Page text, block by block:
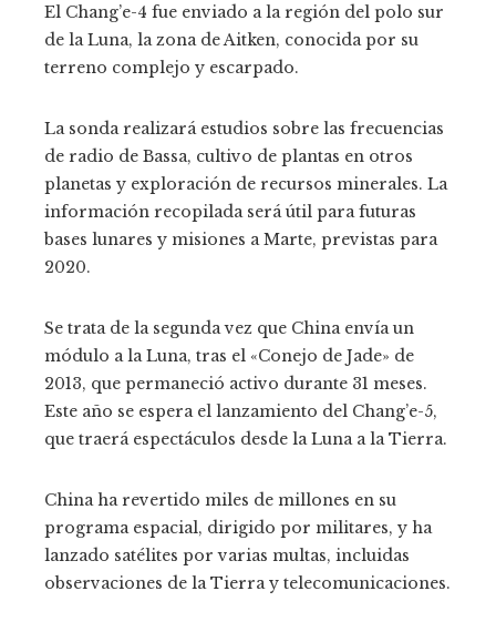
El Chang’e-4 fue enviado a la región del polo sur
de la Luna, la zona de Aitken, conocida por su
terreno complejo y escarpado.
La sonda realizará estudios sobre las frecuencias
de radio de Bassa, cultivo de plantas en otros
planetas y exploración de recursos minerales. La
información recopilada será útil para futuras
bases lunares y misiones a Marte, previstas para
2020.
Se trata de la segunda vez que China envía un
módulo a la Luna, tras el «Conejo de Jade» de
2013, que permaneció activo durante 31 meses.
Este año se espera el lanzamiento del Chang’e-5,
que traerá espectáculos desde la Luna a la Tierra.
China ha revertido miles de millones en su
programa espacial, dirigido por militares, y ha
lanzado satélites por varias multas, incluidas
observaciones de la Tierra y telecomunicaciones.